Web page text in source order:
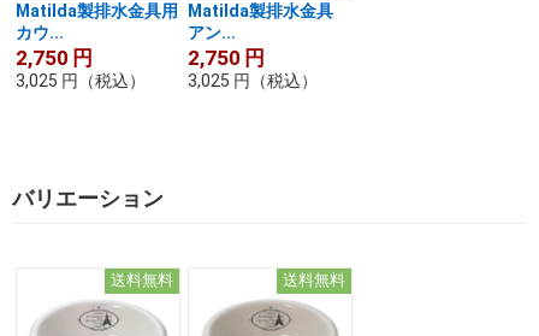
Matilda製排水金具用
カウ...
2,750 円
3,025 円 （税込）
Matilda製排水金具
アン...
2,750 円
3,025 円 （税込）
バリエーション
送料無料 送料無料